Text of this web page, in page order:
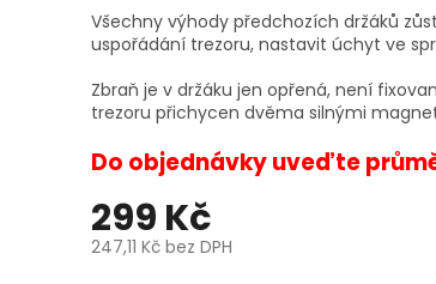
299 Kč
247,11 Kč bez DPH
Všechny výhody předchozích držáků
uspořádání trezoru, nastavit úchyt ve
Zbraň je v držáku jen opřená, není
trezoru přichycen dvěma silnými
Do objednávkyuveďte